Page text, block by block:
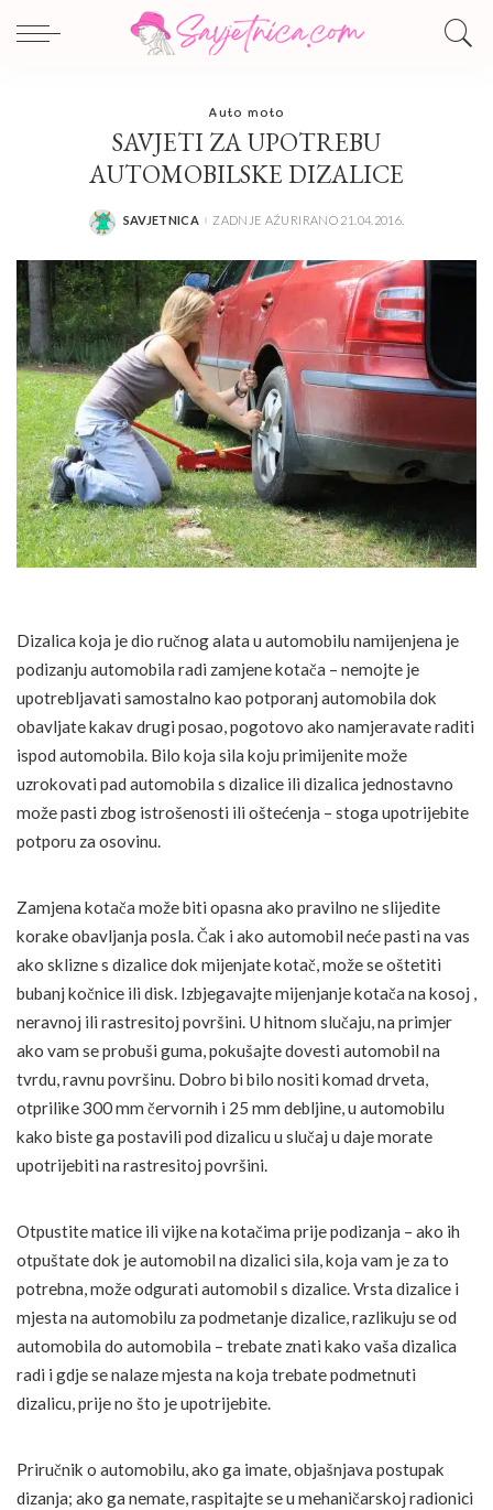
Auto moto
SAVJETI ZA UPOTREBU
AUTOMOBILSKE DIZALICE
POSTED
SAVJETNICA ZADNJE AŽURIRANO 21.04.2016.
Dizalica koja je dio ručnog alata u automobilu namijenjena je
podizanju automobila radi zamjene kotača – nemojte je
upotrebljavati samostalno kao potporanj automobila dok
obavljate kakav drugi posao, pogotovo ako namjeravate raditi
ispod automobila. Bilo koja sila koju primijenite može
uzrokovati pad automobila s dizalice ili dizalica jednostavno
može pasti zbog istrošenosti ili oštećenja – stoga upotrijebite
potporu za osovinu.
Zamjena kotača može biti opasna ako pravilno ne slijedite
korake obavljanja posla. Čak i ako automobil neće pasti na vas
ako sklizne s dizalice dok mijenjate kotač, može se oštetiti
bubanj kočnice ili disk. Izbjegavajte mijenjanje kotača na kosoj ,
neravnoj ili rastresitoj površini. U hitnom slučaju, na primjer
ako vam se probuši guma, pokušajte dovesti automobil na
tvrdu, ravnu površinu. Dobro bi bilo nositi komad drveta,
otprilike 300 mm červornih i 25 mm debljine, u automobilu
kako biste ga postavili pod dizalicu u slučaj u daje morate
upotrijebiti na rastresitoj površini.
Otpustite matice ili vijke na kotačima prije podizanja – ako ih
otpuštate dok je automobil na dizalici sila, koja vam je za to
potrebna, može odgurati automobil s dizalice. Vrsta dizalice i
mjesta na automobilu za podmetanje dizalice, razlikuju se od
automobila do automobila – trebate znati kako vaša dizalica
radi i gdje se nalaze mjesta na koja trebate podmetnuti
dizalicu, prije no što je upotrijebite.
Priručnik o automobilu, ako ga imate, objašnjava postupak
dizanja; ako ga nemate, raspitajte se u mehaničarskoj radionici